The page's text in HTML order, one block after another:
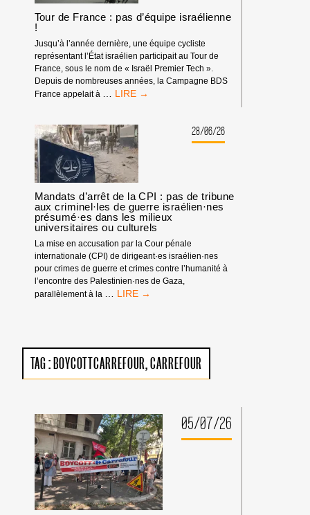
Tour de France : pas d’équipe israélienne
!
Jusqu’à l’année dernière, une équipe cycliste
représentant l’État israélien participait au Tour de
France, sous le nom de « Israël Premier Tech ».
Depuis de nombreuses années, la Campagne BDS
France appelait à … TOUR
:
PAS
D’ÉQUIPE
ISRAÉLIENNE
!
28/06/26
Mandats d’arrêt de la CPI : pas de tribune
aux criminel·les de guerre israélien·nes
présumé·es dans les milieux
universitaires ou culturels
La mise en accusation par la Cour pénale
internationale (CPI) de dirigeant·es israélien·nes
pour crimes de guerre et crimes contre l’humanité à
l’encontre des Palestinien·nes de Gaza,
parallèlement à la … MANDATS
:
PAS
DE
CRIMINEL·LES
DE
GUERRE
ISRAÉLIEN·NES
PRÉSUMÉ·ES
DANS
LES
MILIEUX
TAG : BOYCOTTCARREFOUR CARREFOUR
05/07/26